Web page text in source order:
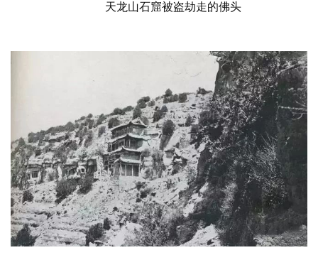
天龙山石窟被盗劫走的佛头